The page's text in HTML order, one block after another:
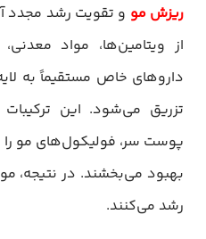
ریزش مو و تقویت رشد مجدد
از ویتامین‌ها، مواد
داروهای خاص مستقیماً به
تزریق می‌شود. این
پوست سر، فولیکول‌های مو را
بهبود می‌بخشند. در نتیجه،
رشد می‌کنند.